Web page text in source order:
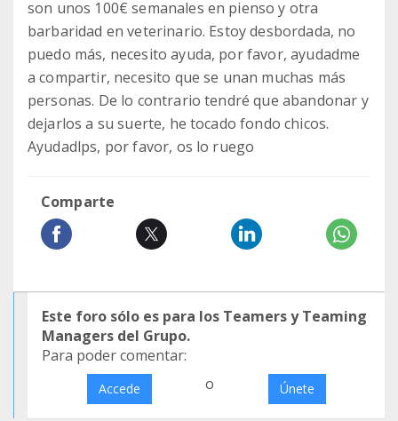
son unos 100€ semanales en pienso y otra
barbaridad en veterinario. Estoy desbordada, no
puedo más, necesito ayuda, por favor, ayudadme
a compartir, necesito que se unan muchas más
personas. De lo contrario tendré que abandonar y
dejarlos a su suerte, he tocado fondo chicos.
Ayudadlps, por favor, os lo ruego
Comparte
Este foro sólo es para los Teamers y Teaming
Managers del Grupo.
Para poder comentar:
Accede o Únete